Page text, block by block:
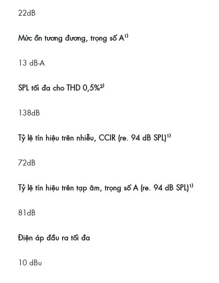
22dB
Mức ồn tương đương, trọng số A¹⁾
13 dB-A
SPL tối đa cho THD 0,5%²⁾
138dB
Tỷ lệ tín hiệu trên nhiễu, CCIR (re. 94 dB SPL)¹⁾
72dB
Tỷ lệ tín hiệu trên tạp âm, trọng số A (re. 94 dB SPL)¹⁾
81dB
Điện áp đầu ra tối đa
10 dBu